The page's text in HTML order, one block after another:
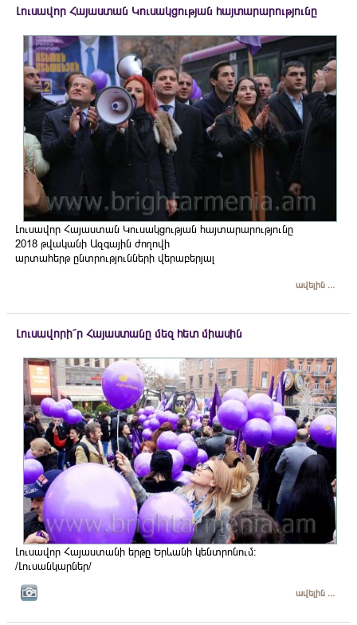
Լուսավոր Հայաստան Կուսակցության հայտարարությունը
Լուսավոր Հայաստան Կուսակցության հայտարարությունը
2018 թվականի Ազգային ժողովի
արտահերթ ընտրությունների վերաբերյալ
ավելին ...
Լուսավորի՛ր Հայաստանը մեզ հետ միասին
Լուսավոր Հայաստանի երթը Երևանի կենտրոնում։
/Լուսանկարներ/
ավելին ...